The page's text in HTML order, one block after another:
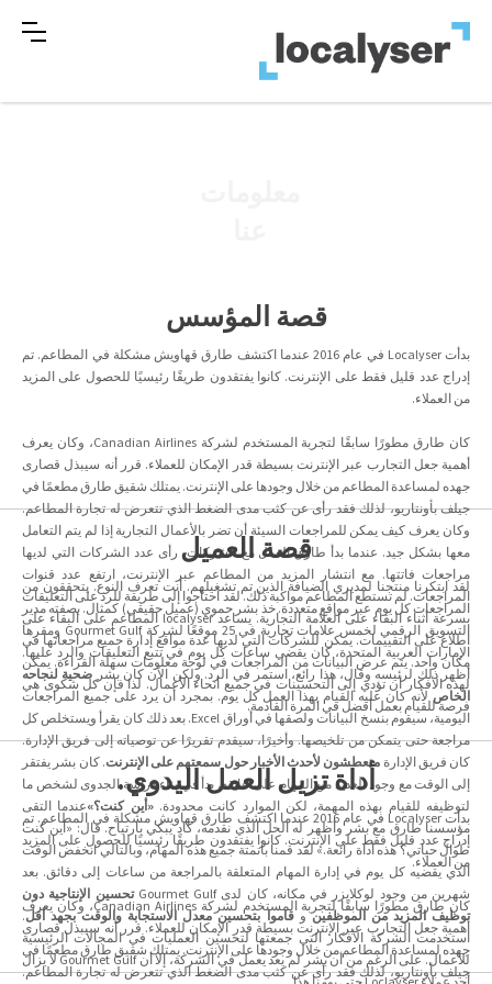
قصة المؤسس
بدأت Localyser في عام 2016 عندما اكتشف طارق قهاويش مشكلة في المطاعم. تم
إدراج عدد قليل فقط على الإنترنت. كانوا يفتقدون طريقًا رئيسيًا للحصول على المزيد
من العملاء.
كان طارق مطورًا سابقًا لتجربة المستخدم لشركة Canadian Airlines، وكان يعرف
أهمية جعل التجارب عبر الإنترنت بسيطة قدر الإمكان للعملاء. قرر أنه سيبذل قصارى
جهده لمساعدة المطاعم من خلال وجودها على الإنترنت. يمتلك شقيق طارق مطعمًا في
جيلف بأونتاريو، لذلك فقد رأى عن كثب مدى الضغط الذي تتعرض له تجارة المطاعم.
وكان يعرف كيف يمكن للمراجعات السيئة أن تضر بالأعمال التجارية إذا لم يتم التعامل
معها بشكل جيد. عندما بدأ طارق العمل مع الشركات، رأى عدد الشركات التي لديها
مراجعات فاتتها. مع انتشار المزيد من المطاعم عبر الإنترنت، ارتفع عدد قنوات
المراجعات. لم تستطع المطاعم مواكبة ذلك. لقد احتاجوا إلى طريقة للرد على التعليقات
بسرعة أثناء البقاء على العلامة التجارية. يساعد localyser المطاعم على البقاء على
اطلاع على التقييمات. يمكن للشركات التي لديها عدة مواقع إدارة جميع مراجعاتها في
مكان واحد. يتم عرض البيانات من المراجعات في لوحة معلومات سهلة القراءة. يمكن
لهذه الأفكار أن تؤدي إلى التحسينات في جميع أنحاء الأعمال. لذا فإن كل شكوى هي
فرصة للقيام بعمل أفضل في المرة القادمة.
قصة العميل
لقد ابتكرنا منتجنا لمديري الضيافة الذين تم تشغيلهم. أنت تعرف النوع. يتحققون من
المراجعات كل يوم عبر مواقع متعددة. خذ بشر حموي (عميل حقيقي) كمثال. بصفته مدير
التسويق الرقمي لخمس علامات تجارية في 25 موقعًا لشركة Gourmet Gulf ومقرها
الإمارات العربية المتحدة، كان يقضي ساعات كل يوم في تتبع التعليقات والرد عليها.
أظهر ذلك لرئيسه وقال، هذا رائع، استمر في الرد. ولكن الآن كان بشر ضحية لنجاحه
الخاص لأنه كان عليه القيام بهذا العمل كل يوم. بمجرد أن يرد على جميع المراجعات
اليومية، سيقوم بنسخ البيانات ولصقها في أوراق Excel. بعد ذلك كان يقرأ ويستخلص كل
مراجعة حتى يتمكن من تلخيصها. وأخيرًا، سيقدم تقريرًا عن توصياته إلى فريق الإدارة.
كان فريق الإدارة متعطشون لأحدث الأخبار حول سمعتهم على الإنترنت. كان بشر يفتقر
إلى الوقت مع وجود العديد من المهام على عاتقه. بدأ في بناء دراسة الجدوى لشخص ما
لتوظيفه للقيام بهذه المهمة، لكن الموارد كانت محدودة.«أين كنت؟»عندما التقى
مؤسسنا طارق مع بشر وأظهر له الحل الذي نقدمه، كاد يبكي بارتياح. قال: «أين كنت
طوال حياتي؟ هذه أداة رائعة.» لقد قمنا بأتمتة جميع هذه المهام، وبالتالي انخفض الوقت
الذي يقضيه كل يوم في إدارة المهام المتعلقة بالمراجعة من ساعات إلى دقائق. بعد
شهرين من وجود لوكلايزر في مكانه، كان لدى Gourmet Gulf
تحسين الإنتاجية دون
توظيف المزيد من الموظفينوقاموا بتحسين معدل الاستجابة والوقت بجهد أقل.
استخدمت الشركة الأفكار التي جمعتها لتحسين العمليات في المجالات الرئيسية
للأعمال. على الرغم من أن بشر لم يعد يعمل في الشركة، إلا أن Gourmet Gulf لا يزال
أداة تزيل العمل اليدوي.
بدأت Localyser في عام 2016 عندما اكتشف طارق قهاويش مشكلة في المطاعم. تم
إدراج عدد قليل فقط على الإنترنت. كانوا يفتقدون طريقًا رئيسيًا للحصول على المزيد
من العملاء.
كان طارق مطورًا سابقًا لتجربة المستخدم لشركة Canadian Airlines، وكان يعرف
أهمية جعل التجارب عبر الإنترنت بسيطة قدر الإمكان للعملاء. قرر أنه سيبذل قصارى
جهده لمساعدة المطاعم من خلال وجودها على الإنترنت. يمتلك شقيق طارق مطعمًا في
جيلف بأونتاريو، لذلك فقد رأى عن كثب مدى الضغط الذي تتعرض له تجارة المطاعم.